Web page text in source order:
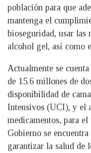
población para que
mantenga el
bioseguridad, usar las
alcohol gel, así como
Actualmente se
de 15.6 millones de
disponibilidad de
Intensivos (UCI), y el
medicamentos, para
Gobierno se
garantizar la salud de